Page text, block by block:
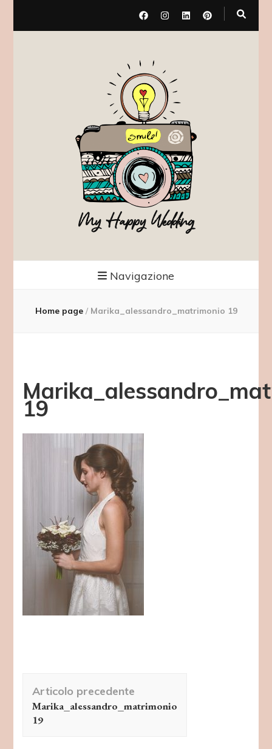
My Happy Wedding
Navigazione
Home page / Marika_alessandro_matrimonio 19
19
articolo
Articolo precedente
Marika_alessandro_matrimonio
19